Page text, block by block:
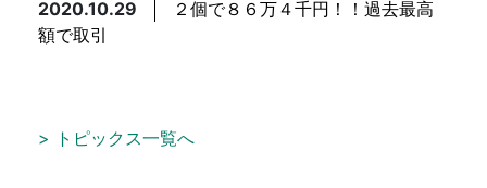
2020.10.29
２個で８６万４千円！！過去最高
額で取引
> トピックス一覧へ